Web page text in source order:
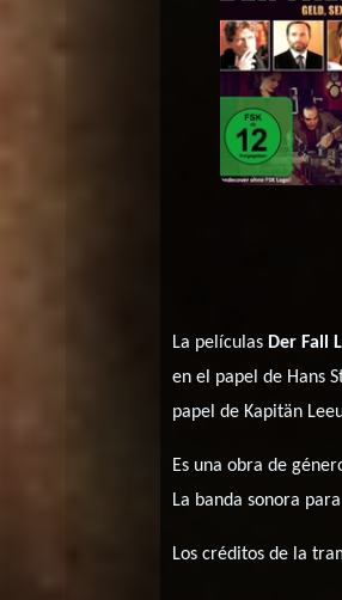
La películas Der Fall
en el papel de Hans
papel de Kapitän
Es una obra de
La banda sonora
Los créditos de la